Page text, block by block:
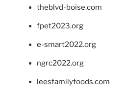
theblvd-boise.com
fpet2023.org
e-smart2022.org
ngrc2022.org
leesfamilyfoods.com